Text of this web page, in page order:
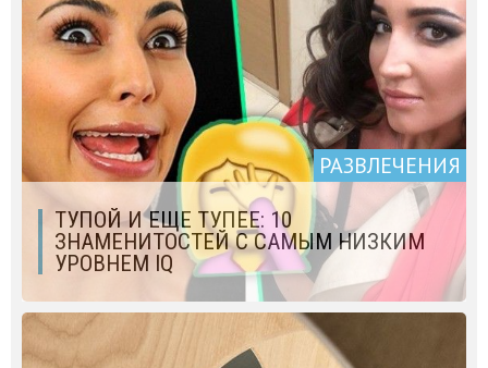
РАЗВЛЕЧЕНИЯ
ТУПОЙ И ЕЩЕ ТУПЕЕ: 10
ЗНАМЕНИТОСТЕЙ С САМЫМ НИЗКИМ
УРОВНЕМ IQ